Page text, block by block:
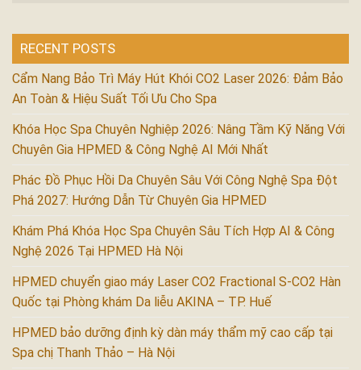
RECENT POSTS
Cẩm Nang Bảo Trì Máy Hút Khói CO2 Laser 2026: Đảm Bảo
An Toàn & Hiệu Suất Tối Ưu Cho Spa
Khóa Học Spa Chuyên Nghiệp 2026: Nâng Tầm Kỹ Năng Với
Chuyên Gia HPMED & Công Nghệ AI Mới Nhất
Phác Đồ Phục Hồi Da Chuyên Sâu Với Công Nghệ Spa Đột
Phá 2027: Hướng Dẫn Từ Chuyên Gia HPMED
Khám Phá Khóa Học Spa Chuyên Sâu Tích Hợp AI & Công
Nghệ 2026 Tại HPMED Hà Nội
HPMED chuyển giao máy Laser CO2 Fractional S-CO2 Hàn
Quốc tại Phòng khám Da liễu AKINA – TP. Huế
HPMED bảo dưỡng định kỳ dàn máy thẩm mỹ cao cấp tại
Spa chị Thanh Thảo – Hà Nội